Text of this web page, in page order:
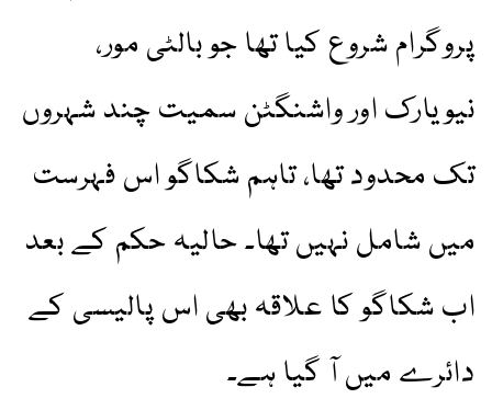
پروگرام شروع کیا تھا جو بالٹی مور،
نیویارک اور واشنگٹن سمیت چند شہروں
تک محدود تھا، تاہم شکاگو اس فہرست
میں شامل نہیں تھا۔ حالیہ حکم کے بعد
اب شکاگو کا علاقہ بھی اس پالیسی کے
دائرے میں آ گیا ہے۔